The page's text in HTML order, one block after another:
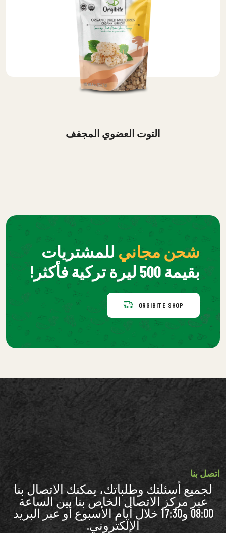
التوت العضوي المجفف
شحن مجاني للمشتريات
بقيمة 500 ليرة تركية فأكثر!
ORGIBITE SHOP
اتصل بنا
لجميع أسئلتك وطلباتك، يمكنك الاتصال بنا
عبر مركز الاتصال الخاص بنا بين الساعة
08:00 و17:30 خلال أيام الأسبوع أو عبر البريد
الإلكتروني.